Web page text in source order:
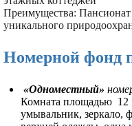
Преимущества:
уникального
Номерной фонд
«Одноместный»
Комната площадью 12
умывальник, зеркало,